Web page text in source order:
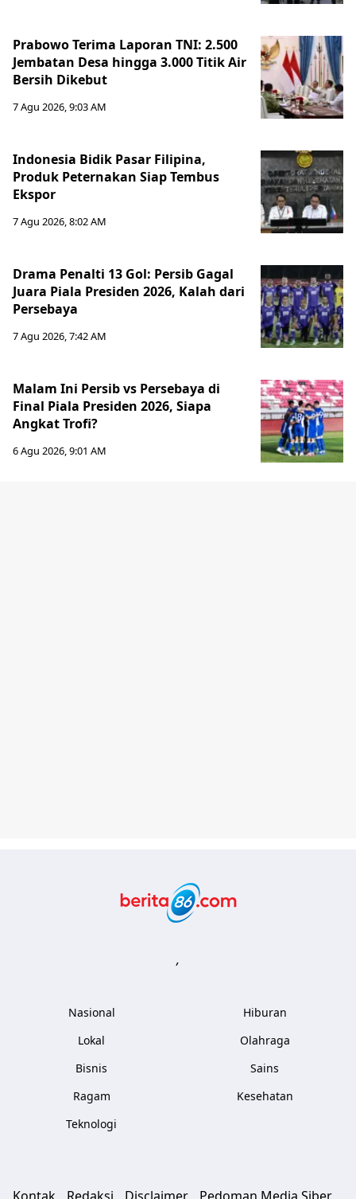
Prabowo Terima Laporan TNI: 2.500
Jembatan Desa hingga 3.000 Titik Air
Bersih Dikebut
7 Agu 2026, 9:03 AM
Indonesia Bidik Pasar Filipina,
Produk Peternakan Siap Tembus
Ekspor
7 Agu 2026, 8:02 AM
Drama Penalti 13 Gol: Persib Gagal
Juara Piala Presiden 2026, Kalah dari
Persebaya
7 Agu 2026, 7:42 AM
Malam Ini Persib vs Persebaya di
Final Piala Presiden 2026, Siapa
Angkat Trofi?
6 Agu 2026, 9:01 AM
,
Nasional
Lokal
Bisnis
Ragam
Teknologi
Hiburan
Olahraga
Sains
Kesehatan